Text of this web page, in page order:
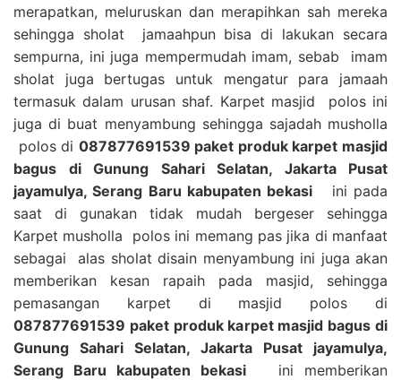
merapatkan, meluruskan dan merapihkan sah mereka
sehingga sholat jamaahpun bisa di lakukan secara
sempurna, ini juga mempermudah imam, sebab imam
sholat juga bertugas untuk mengatur para jamaah
termasuk dalam urusan shaf. Karpet masjid polos ini
juga di buat menyambung sehingga sajadah musholla
polos di 087877691539 paket produk karpet masjid
bagus di Gunung Sahari Selatan, Jakarta Pusat
jayamulya, Serang Baru kabupaten bekasi ini pada
saat di gunakan tidak mudah bergeser sehingga
Karpet musholla polos ini memang pas jika di manfaat
sebagai alas sholat disain menyambung ini juga akan
memberikan kesan rapaih pada masjid, sehingga
pemasangan karpet di masjid polos di
087877691539 paket produk karpet masjid bagus di
Gunung Sahari Selatan, Jakarta Pusat jayamulya,
Serang Baru kabupaten bekasi ini memberikan